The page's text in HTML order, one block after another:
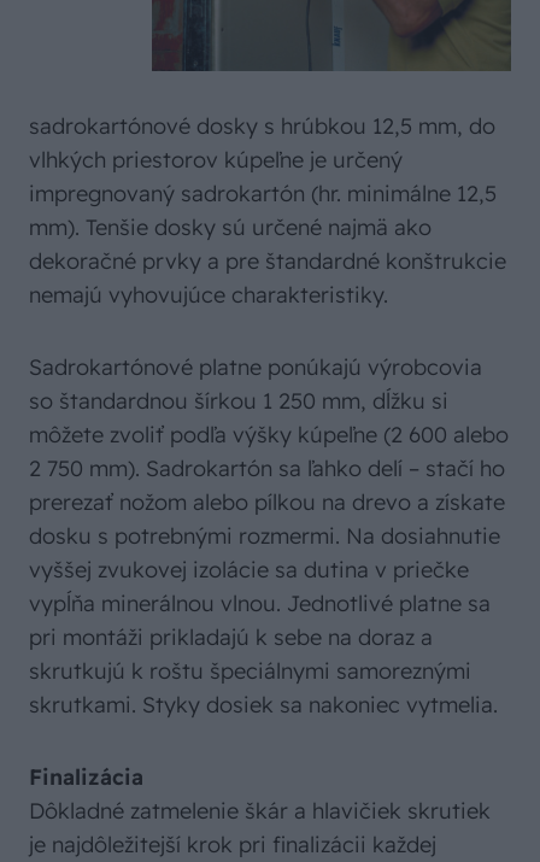
sadrokartónové dosky s hrúbkou 12,5 mm, do
vlhkých priestorov kúpeľne je určený
impregnovaný sadrokartón (hr. minimálne 12,5
mm). Tenšie dosky sú určené najmä ako
dekoračné prvky a pre štandardné konštrukcie
nemajú vyhovujúce charakteristiky.
Sadrokartónové platne ponúkajú výrobcovia
so štandardnou šírkou 1 250 mm, dĺžku si
môžete zvoliť podľa výšky kúpeľne (2 600 alebo
2 750 mm). Sadrokartón sa ľahko delí – stačí ho
prerezať nožom alebo pílkou na drevo a získate
dosku s potrebnými rozmermi. Na dosiahnutie
vyššej zvukovej izolácie sa dutina v priečke
vypĺňa minerálnou vlnou. Jednotlivé platne sa
pri montáži prikladajú k sebe na doraz a
skrutkujú k roštu špeciálnymi samoreznými
skrutkami. Styky dosiek sa nakoniec vytmelia.
Finalizácia
Dôkladné zatmelenie škár a hlavičiek skrutiek
je najdôležitejší krok pri finalizácii každej